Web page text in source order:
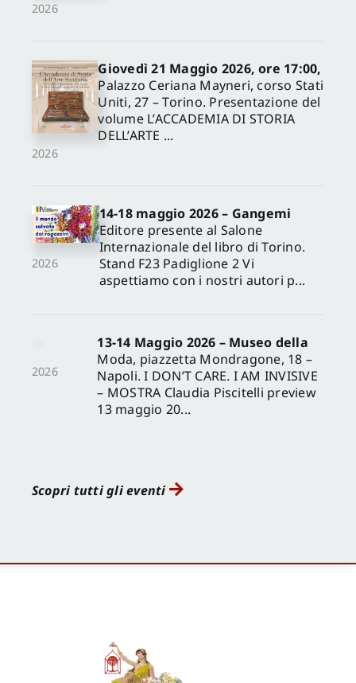
2026
2026
Giovedì 21 Maggio 2026, ore 17:00,
Palazzo Ceriana Mayneri, corso Stati
Uniti, 27 – Torino. Presentazione del
volume L’ACCADEMIA DI STORIA
DELL’ARTE ...
2026
14-18 maggio 2026 – Gangemi
Editore presente al Salone
Internazionale del libro di Torino.
Stand F23 Padiglione 2 Vi
aspettiamo con i nostri autori p...
2026
13-14 Maggio 2026 – Museo della
Moda, piazzetta Mondragone, 18 –
Napoli. I DON’T CARE. I AM INVISIVE
– MOSTRA Claudia Piscitelli preview
13 maggio 20...
Scopri tutti gli eventi